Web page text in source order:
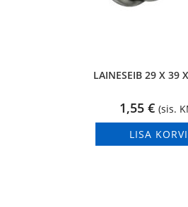
LAINESEIB 29 X 39
1,55 € (sis.
LISA KORVI